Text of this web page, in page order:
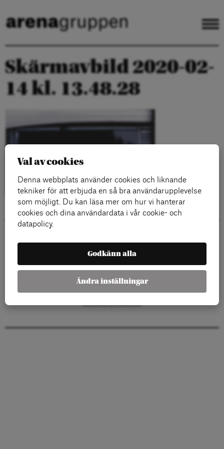
Skärmavbild 2020-02-
14 kl. 13.48.28
111 23 Stockholm
info@arenagruppen.se
Val av cookies
Denna webbplats använder cookies och liknande
tekniker för att erbjuda en så bra användarupplevelse
som möjligt. Du kan läsa mer om hur vi hanterar
cookies och dina användardata i vår cookie- och
datapolicy.
Godkänn alla
Ändra inställningar